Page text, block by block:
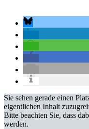
Sie sehen gerade einen
eigentlichen Inhalt
Bitte beachten Sie, dass
werden.